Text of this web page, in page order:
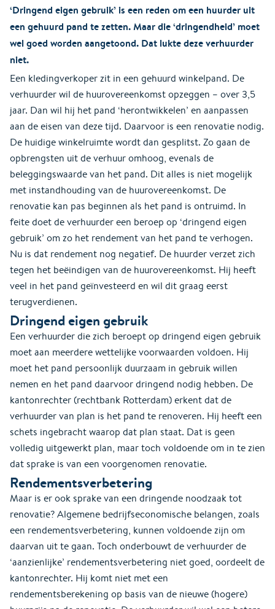
‘Dringend eigen gebruik’ is een reden om een huurder uit
een gehuurd pand te zetten. Maar die ‘dringendheid’ moet
wel goed worden aangetoond. Dat lukte deze verhuurder
niet.
Een kledingverkoper zit in een gehuurd winkelpand. De
verhuurder wil de huurovereenkomst opzeggen – over 3,5
jaar. Dan wil hij het pand ‘herontwikkelen’ en aanpassen
aan de eisen van deze tijd. Daarvoor is een renovatie nodig.
De huidige winkelruimte wordt dan gesplitst. Zo gaan de
opbrengsten uit de verhuur omhoog, evenals de
beleggingswaarde van het pand. Dit alles is niet mogelijk
met instandhouding van de huurovereenkomst. De
renovatie kan pas beginnen als het pand is ontruimd. In
feite doet de verhuurder een beroep op ‘dringend eigen
gebruik’ om zo het rendement van het pand te verhogen.
Nu is dat rendement nog negatief. De huurder verzet zich
tegen het beëindigen van de huurovereenkomst. Hij heeft
veel in het pand geïnvesteerd en wil dit graag eerst
terugverdienen.
Dringend eigen gebruik
Een verhuurder die zich beroept op dringend eigen gebruik
moet aan meerdere wettelijke voorwaarden voldoen. Hij
moet het pand persoonlijk duurzaam in gebruik willen
nemen en het pand daarvoor dringend nodig hebben. De
kantonrechter (rechtbank Rotterdam) erkent dat de
verhuurder van plan is het pand te renoveren. Hij heeft een
schets ingebracht waarop dat plan staat. Dat is geen
volledig uitgewerkt plan, maar toch voldoende om in te zien
dat sprake is van een voorgenomen renovatie.
Rendementsverbetering
Maar is er ook sprake van een dringende noodzaak tot
renovatie? Algemene bedrijfseconomische belangen, zoals
een rendementsverbetering, kunnen voldoende zijn om
daarvan uit te gaan. Toch onderbouwt de verhuurder de
‘aanzienlijke’ rendementsverbetering niet goed, oordeelt de
kantonrechter. Hij komt niet met een
rendementsberekening op basis van de nieuwe (hogere)